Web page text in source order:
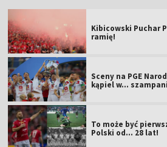
Kibicowski Puchar
ramię!
Sceny na PGE
kąpiel w...
To może być
Polski od... 28 lat!